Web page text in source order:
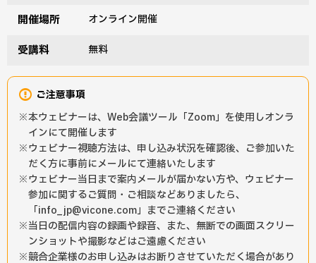
開催場所 オンライン開催
受講料 無料
ご注意事項
本ウェビナーは、Web会議ツール「Zoom」を使用しオンラ
インにて開催します
ウェビナー視聴方法は、申し込み状況を確認後、ご参加いた
だく方に事前にメールにて連絡いたします
ウェビナー当日まで案内メールが届かない方や、ウェビナー
参加に関するご質問・ご相談などありましたら、
「info_jp@vicone.com」までご連絡ください
当日の配信内容の録画や録音、また、無断での画面スクリー
ンショットや撮影などはご遠慮ください
競合企業様のお申し込みはお断りさせていただく場合があり